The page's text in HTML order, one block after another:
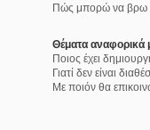
Πώς μπορώ να βρω
Θέματα αναφορικά
Ποιος έχει
Γιατί δεν είναι
Με ποιόν θα